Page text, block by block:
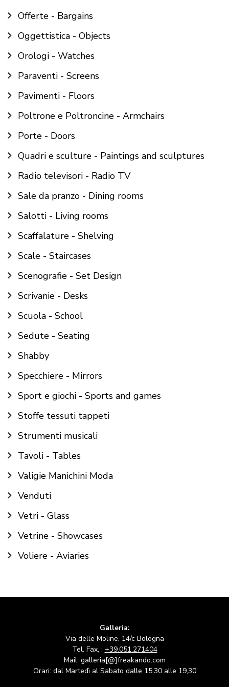
Offerte - Bargains
Oggettistica - Objects
Orologi - Watches
Paraventi - Screens
Pavimenti - Floors
Poltrone e Poltroncine - Armchairs
Porte - Doors
Quadri e sculture - Paintings and sculptures
Radio televisori - Radio TV
Sale da pranzo - Dining rooms
Salotti - Living rooms
Scaffalature - Shelving
Scale - Staircases
Scenografie - Set Design
Scrivanie - Desks
Scuola - School
Sedute - Seating
Shabby
Specchiere - Mirrors
Sport e giochi - Sports and games
Stoffe tessuti tappeti
Strumenti musicali
Tavoli - Tables
Valigie Manichini Moda
Venduti
Vetri - Glass
Vetrine - Showcases
Voliere - Aviaries
Galleria:
Via delle Moline, 14/c Bologna
Tel. Fax, : +39.051.271404
Mail: galleria[@]freakando.com
Orari: dal Martedì al Sabato dalle 15,30 alle 19,30